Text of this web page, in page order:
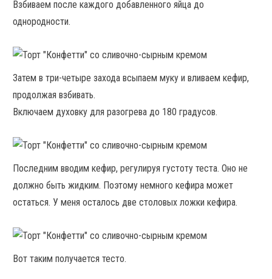
Взбиваем после каждого добавленного яйца до
однородности.
Затем в три-четыре захода всыпаем муку и вливаем кефир,
продолжая взбивать.
Включаем духовку для разогрева до 180 градусов.
Последним вводим кефир, регулируя густоту теста. Оно не
должно быть жидким. Поэтому немного кефира может
остаться. У меня осталось две столовых ложки кефира.
Вот таким получается тесто.